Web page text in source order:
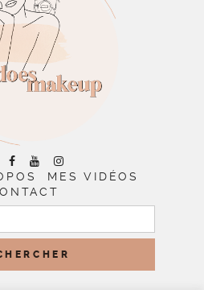
MES VIDÉOS
RECHERCHER :